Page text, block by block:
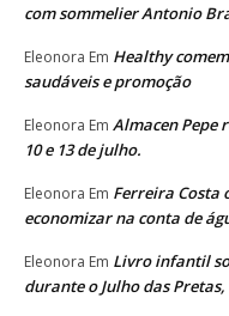
com sommelier Antonio
Eleonora Em Healthy
saudáveis e promoção
Eleonora Em Almacen Pepe
10 e 13 de julho.
Eleonora Em Ferreira Costa
economizar na conta de
Eleonora Em Livro infantil
durante o Julho das Pretas,